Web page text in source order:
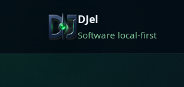
DJel
Software local-first